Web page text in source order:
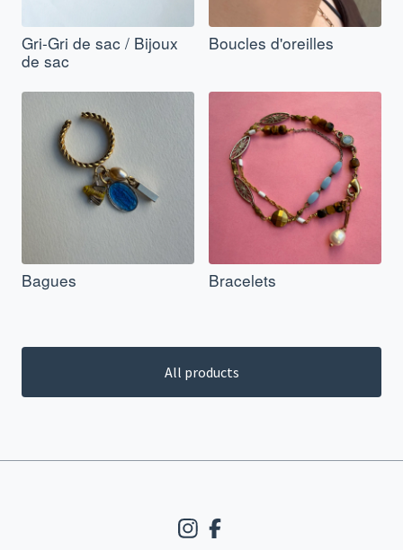
Gri-Gri de sac / Bijoux
de sac
Boucles d'oreilles
Bagues Bracelets
All products